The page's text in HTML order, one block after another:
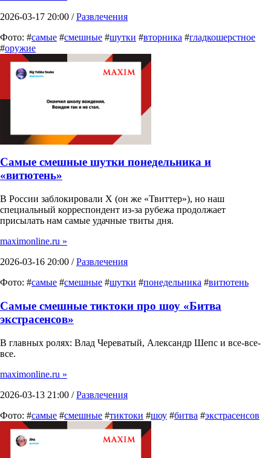
2026-03-17 20:00 /Развлечения
Фото: #самые #смешные #шутки #вторника #гладкошерстное
#оружие
Самые смешные шутки понедельника и
«витютень»
В России заблокировали X (он же «Твиттер»), но наш
специальный корреспондент из-за рубежа продолжает
присылать нам самые удачные твиты дня.
maximonline.ru »
2026-03-16 20:00 /Развлечения
Фото: #самые #смешные #шутки #понедельника #витютень
Самые смешные тиктоки про шоу «Битва
экстрасенсов»
В главных ролях: Влад Череватый, Александр Шепс и все-все-
все.
maximonline.ru »
2026-03-13 21:00 /Развлечения
Фото: #самые #смешные #тиктоки #шоу #битва #экстрасенсов